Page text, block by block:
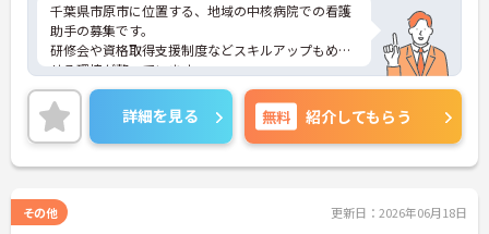
千葉県市原市に位置する、地域の中核病院での看護
助手の募集です。
研修会や資格取得支援制度などスキルアップもめざ
せる環境が整っています。
ご興味のある方には、面接ポイントや求人の詳細な
どお話させて頂きますので、お気軽にお問い合わせ
下さい。
詳細を見る 無料 紹介してもらう
その他 更新日：2026年06月18日